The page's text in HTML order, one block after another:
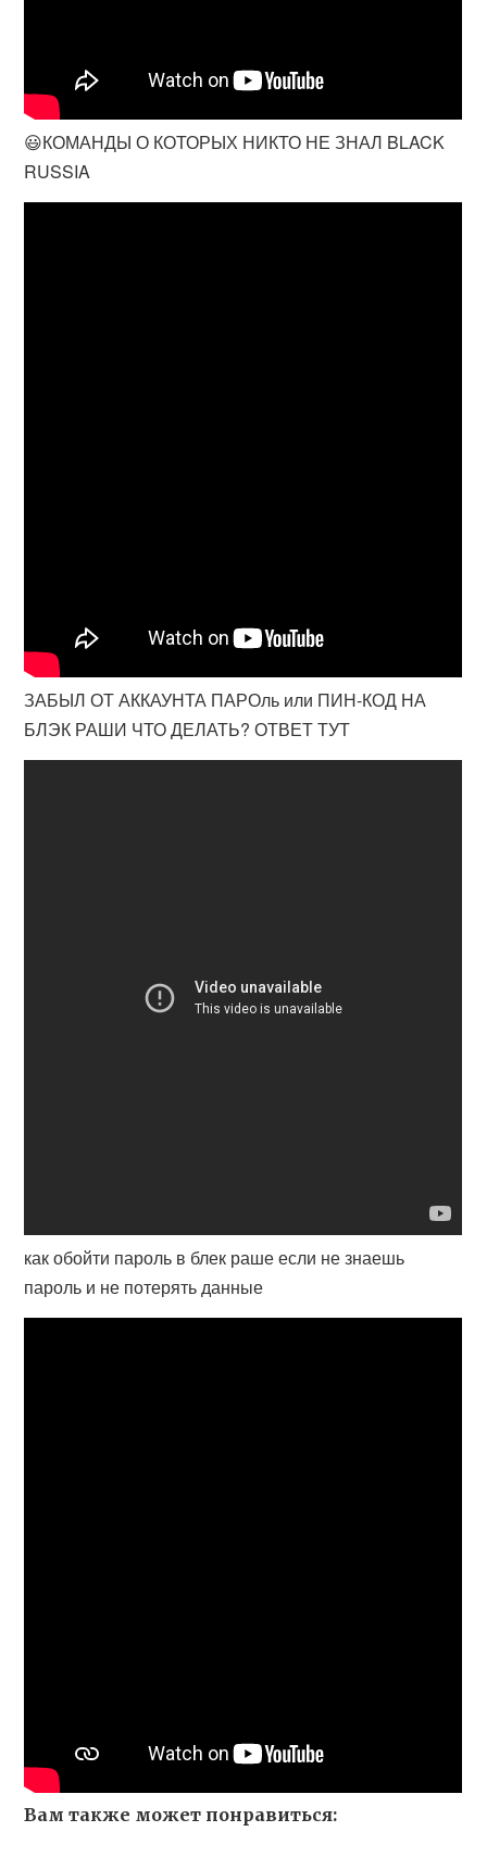
😃КОМАНДЫ О КОТОРЫХ НИКТО НЕ ЗНАЛ BLACK
RUSSIA
ЗАБЫЛ ОТ АККАУНТА ПАРОль или ПИН-КОД НА
БЛЭК РАШИ ЧТО ДЕЛАТЬ? ОТВЕТ ТУТ
как обойти пароль в блек раше если не знаешь
пароль и не потерять данные
Вам также может понравиться: